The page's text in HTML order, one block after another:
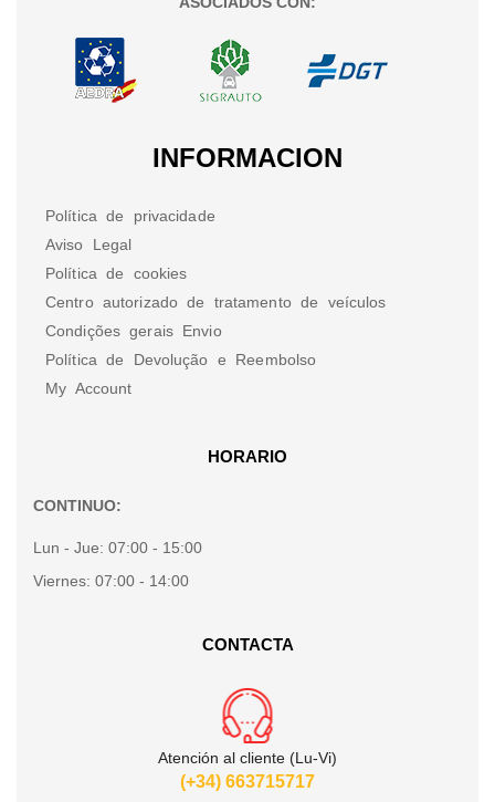
INFORMACION
Política de privacidade
Aviso Legal
Política de cookies
Centro autorizado de tratamento de veículos
Condições gerais Envio
Política de Devolução e Reembolso
My Account
HORARIO
CONTINUO:
Lun - Jue: 07:00 - 15:00
Viernes: 07:00 - 14:00
CONTACTA
Atención al cliente (Lu-Vi)
(+34) 663715717